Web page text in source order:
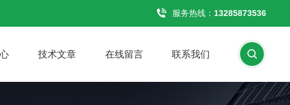
服务热线： 13285873536
技术文章 在线留言 联系我们